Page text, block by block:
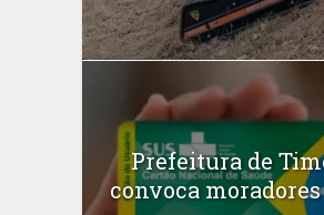
Prefeitura de
convoca moradores